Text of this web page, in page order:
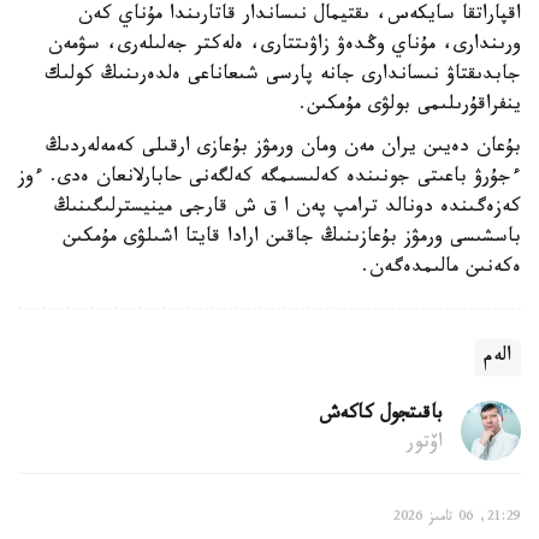
اقپاراتقا سايكەس، ىقتيمال نىساندار قاتارىندا مۇناي كەن
ورىندارى، مۇناي وڭدەۋ زاۋىتتارى، ەلەكتر جەلىلەرى، سۋمەن
جابدىقتاۋ نىساندارى جانە پارسى شىعاناعى ەلدەرىنىڭ كولىك
ينفراقۇرىلىمى بولۋى مۇمكىن.
بۇعان دەيىن يران مەن ومان ورمۋز بۇعازى ارقىلى كەمەلەردىڭ
ءجۇرۋ باعىتى جونىندە كەلىسىمگە كەلگەنى حابارلانعان ەدى. ءوز
كەزەگىندە دونالد ترامپ پەن ا ق ش قارجى مينيسترلىگىنىڭ
باسشىسى ورمۋز بۇعازىنىڭ جاقىن ارادا قايتا اشىلۋى مۇمكىن
ەكەنىن مالىمدەگەن.
الەم
باقىتجول كاكەش
اۆتور
21:29, 06 تامىز 2026